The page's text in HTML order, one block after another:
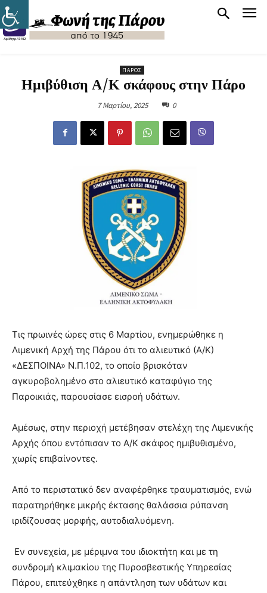
ΠΆΡΟΣ
Ημιβύθιση Α/Κ σκάφους στην Πάρο
7 Μαρτίου, 2025 0
Τις πρωινές ώρες στις 6 Μαρτίου, ενημερώθηκε η
Λιμενική Αρχή της Πάρου ότι το αλιευτικό (Α/Κ)
«ΔΕΣΠΟΙΝΑ» Ν.Π.102, το οποίο βρισκόταν
αγκυροβολημένο στο αλιευτικό καταφύγιο της
Παροικιάς, παρουσίασε εισροή υδάτων.
Αμέσως, στην περιοχή μετέβησαν στελέχη της Λιμενικής
Αρχής όπου εντόπισαν το Α/Κ σκάφος ημιβυθισμένο,
χωρίς επιβαίνοντες.
Από το περιστατικό δεν αναφέρθηκε τραυματισμός, ενώ
παρατηρήθηκε μικρής έκτασης θαλάσσια ρύπανση
ιριδίζουσας μορφής, αυτοδιαλυόμενη.
Εν συνεχεία, με μέριμνα του ιδιοκτήτη και με τη
συνδρομή κλιμακίου της Πυροσβεστικής Υπηρεσίας
Πάρου, επιτεύχθηκε η απάντληση των υδάτων και